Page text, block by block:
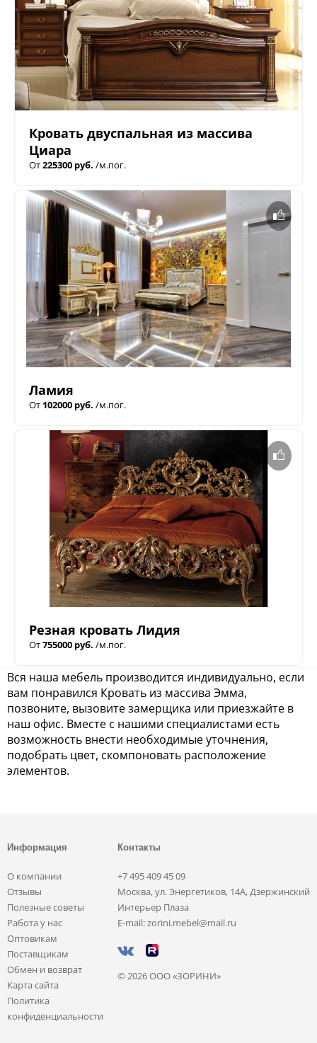
Кровать двуспальная из массива
Циара
От225300 руб. /м.пог.
Ламия
От 102000 руб. /м.пог.
Резная кровать Лидия
От755000 руб. /м.пог.
Вся наша мебель производится индивидуально, если
вам понравился Кровать из массива Эмма,
позвоните, вызовите замерщика или приезжайте в
наш офис. Вместе с нашими специалистами есть
возможность внести необходимые уточнения,
подобрать цвет, скомпоновать расположение
элементов.
Информация
О компании
Отзывы
Полезные советы
Работа у нас
Оптовикам
Поставщикам
Обмен и возврат
Карта сайта
Политика
конфиденциальности
Контакты
+7 495 409 45 09
Москва, ул. Энергетиков, 14А, Дзержинский
Интерьер Плаза
E-mail: zorini.mebel@mail.ru
© 2026 ООО «ЗОРИНИ»